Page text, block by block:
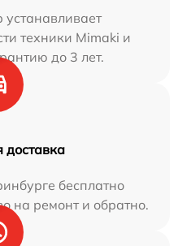
техники Mimaki и
до 3 лет.
доставка
бесплатно
на ремонт и обратно.